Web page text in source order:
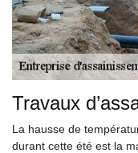
Travaux
La hausse de
durant cette été est la